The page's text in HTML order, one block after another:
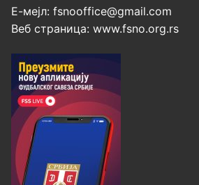
Е-мејл: fsnooffice@gmail.com
Веб страница: www.fsno.org.rs